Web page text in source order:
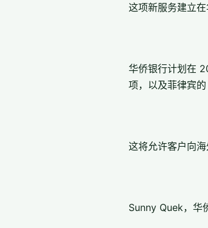
这项新服务建立
华侨银行计划在
项，以及菲律宾
这将允许客户向
Sunny Quek，华